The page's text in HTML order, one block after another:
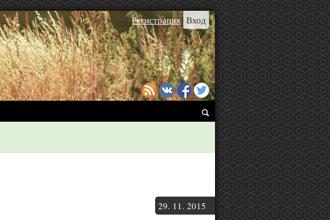
Вход
Регистрация
29. 11. 2015